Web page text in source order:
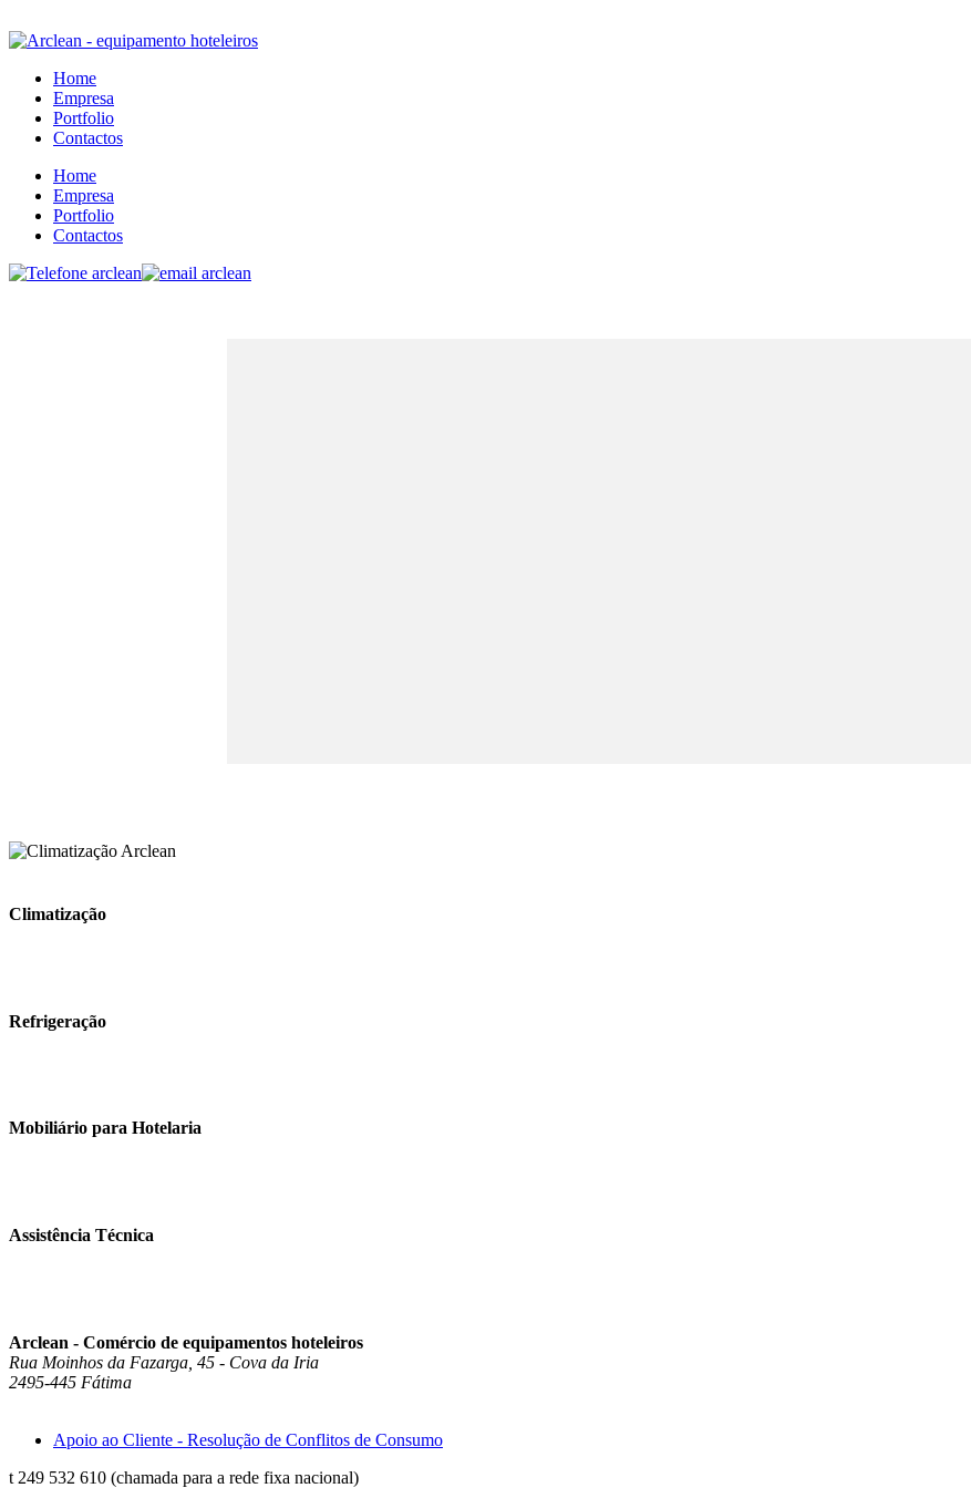
Home
Empresa
Portfolio
Contactos
Home
Empresa
Portfolio
Contactos
Climatização
Refrigeração
Mobiliário para Hotelaria
Assistência Técnica
Arclean - Comércio de equipamentos hoteleiros
Rua Moinhos da Fazarga, 45 - Cova da Iria
2495-445 Fátima
Apoio ao Cliente - Resolução de Conflitos de Consumo
t 249 532 610 (chamada para a rede fixa nacional)